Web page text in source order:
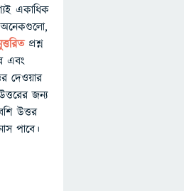
একাধিক
অনেকগুলো,
প্রশ্ন
এবং
দেওয়ার
জন্য
উত্তর
পাবে।